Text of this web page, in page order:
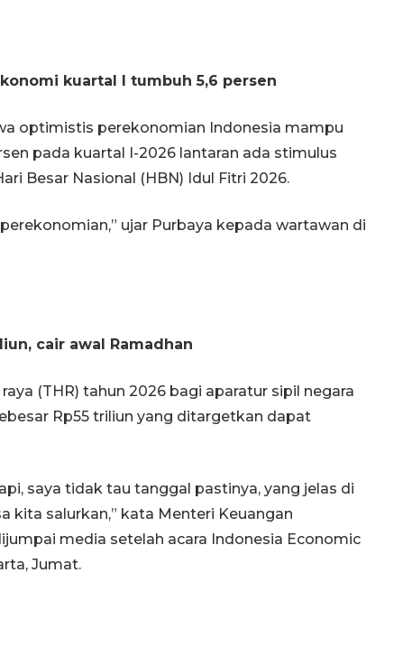
kuartal I tumbuh 5,6 persen
optimistis perekonomian Indonesia mampu
pada kuartal I-2026 lantaran ada stimulus
Besar Nasional (HBN) Idul Fitri 2026.
ujar Purbaya kepada wartawan di
cair awal Ramadhan
(THR) tahun 2026 bagi aparatur sipil negara
Rp55 triliun yang ditargetkan dapat
saya tidak tau tanggal pastinya, yang jelas di
kita salurkan,” kata Menteri Keuangan
media setelah acara Indonesia Economic
Jumat.